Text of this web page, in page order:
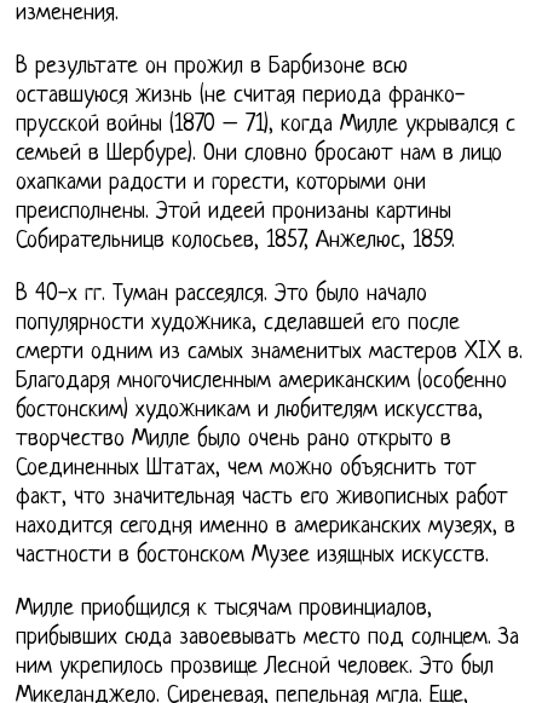
изменения.
В результате он прожил в Барбизоне всю
оставшуюся жизнь (не считая периода франко-
прусской войны (1870 – 71), когда Милле укрывался с
семьей в Шербуре). Они словно бросают нам в лицо
охапками радости и горести, которыми они
преисполнены. Этой идеей пронизаны картины
Собирательницв колосьев, 1857, Анжелюс, 1859.
В 40-х гг. Туман рассеялся. Это было начало
популярности художника, сделавшей его после
смерти одним из самых знаменитых мастеров XIX в.
Благодаря многочисленным американским (особенно
бостонским) художникам и любителям искусства,
творчество Милле было очень рано открыто в
Соединенных Штатах, чем можно объяснить тот
факт, что значительная часть его живописных работ
находится сегодня именно в американских музеях, в
частности в бостонском Музее изящных искусств.
Милле приобщился к тысячам провинциалов,
прибывших сюда завоевывать место под солнцем. За
ним укрепилось прозвище Лесной человек. Это был
Микеланджело. Сиреневая, пепельная мгла. Еще,